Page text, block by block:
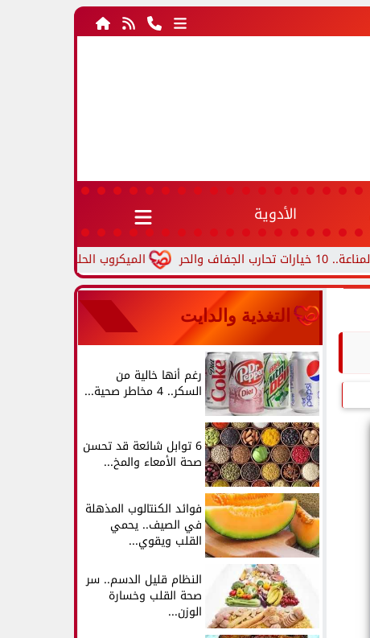
الأدوية
الميكروب الحلزوني.. أعراض جرثومة
التغذية والدايت
رغم أنها خالية من
السكر.. 4 مخاطر صحية...
6 توابل شائعة قد تحسن
صحة الأمعاء والمخ...
فوائد الكنتالوب المذهلة
في الصيف.. يحمي
القلب ويقوي...
النظام قليل الدسم.. سر
صحة القلب وخسارة
الوزن...